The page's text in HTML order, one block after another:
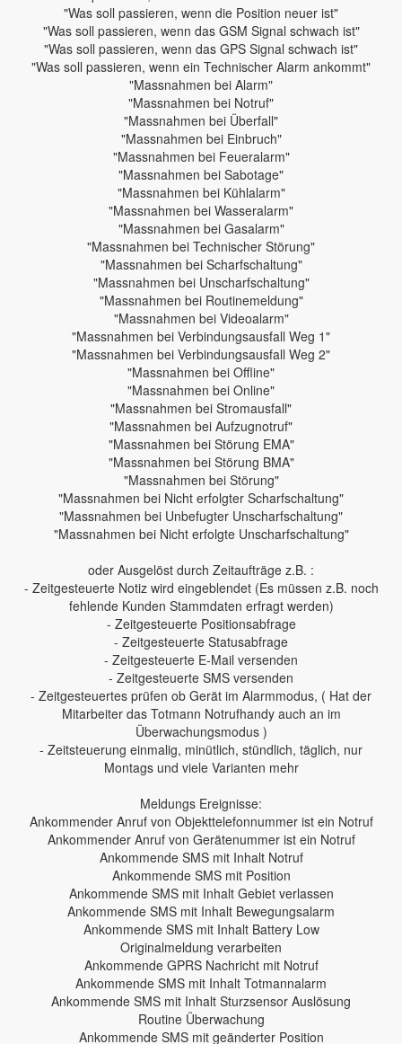
"Was soll passieren, wenn die Position neuer ist"
"Was soll passieren, wenn das GSM Signal schwach ist"
"Was soll passieren, wenn das GPS Signal schwach ist"
"Was soll passieren, wenn ein Technischer Alarm ankommt"
"Massnahmen bei Alarm"
"Massnahmen bei Notruf"
"Massnahmen bei Überfall"
"Massnahmen bei Einbruch"
"Massnahmen bei Feueralarm"
"Massnahmen bei Sabotage"
"Massnahmen bei Kühlalarm"
"Massnahmen bei Wasseralarm"
"Massnahmen bei Gasalarm"
"Massnahmen bei Technischer Störung"
"Massnahmen bei Scharfschaltung"
"Massnahmen bei Unscharfschaltung"
"Massnahmen bei Routinemeldung"
"Massnahmen bei Videoalarm"
"Massnahmen bei Verbindungsausfall Weg 1"
"Massnahmen bei Verbindungsausfall Weg 2"
"Massnahmen bei Offline"
"Massnahmen bei Online"
"Massnahmen bei Stromausfall"
"Massnahmen bei Aufzugnotruf"
"Massnahmen bei Störung EMA"
"Massnahmen bei Störung BMA"
"Massnahmen bei Störung"
"Massnahmen bei Nicht erfolgter Scharfschaltung"
"Massnahmen bei Unbefugter Unscharfschaltung"
"Massnahmen bei Nicht erfolgte Unscharfschaltung"
oder Ausgelöst durch Zeitaufträge z.B. :
- Zeitgesteuerte Notiz wird eingeblendet (Es müssen z.B. noch
fehlende Kunden Stammdaten erfragt werden)
- Zeitgesteuerte Positionsabfrage
- Zeitgesteuerte Statusabfrage
- Zeitgesteuerte E-Mail versenden
- Zeitgesteuerte SMS versenden
- Zeitgesteuertes prüfen ob Gerät im Alarmmodus, ( Hat der
Mitarbeiter das Totmann Notrufhandy auch an im
Überwachungsmodus )
- Zeitsteuerung einmalig, minütlich, stündlich, täglich, nur
Montags und viele Varianten mehr
Meldungs Ereignisse:
Ankommender Anruf von Objekttelefonnummer ist ein Notruf
Ankommender Anruf von Gerätenummer ist ein Notruf
Ankommende SMS mit Inhalt Notruf
Ankommende SMS mit Position
Ankommende SMS mit Inhalt Gebiet verlassen
Ankommende SMS mit Inhalt Bewegungsalarm
Ankommende SMS mit Inhalt Battery Low
Originalmeldung verarbeiten
Ankommende GPRS Nachricht mit Notruf
Ankommende SMS mit Inhalt Totmannalarm
Ankommende SMS mit Inhalt Sturzsensor Auslösung
Routine Überwachung
Ankommende SMS mit geänderter Position